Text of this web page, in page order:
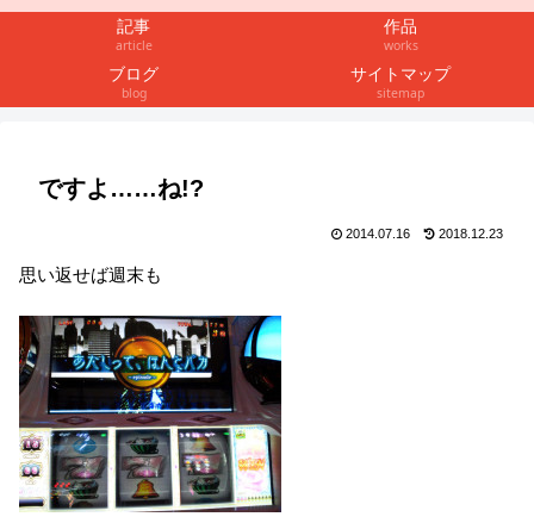
記事
article
作品
works
ブログ
blog
サイトマップ
sitemap
ですよ……ね!?
2014.07.16 2018.12.23
思い返せば週末も